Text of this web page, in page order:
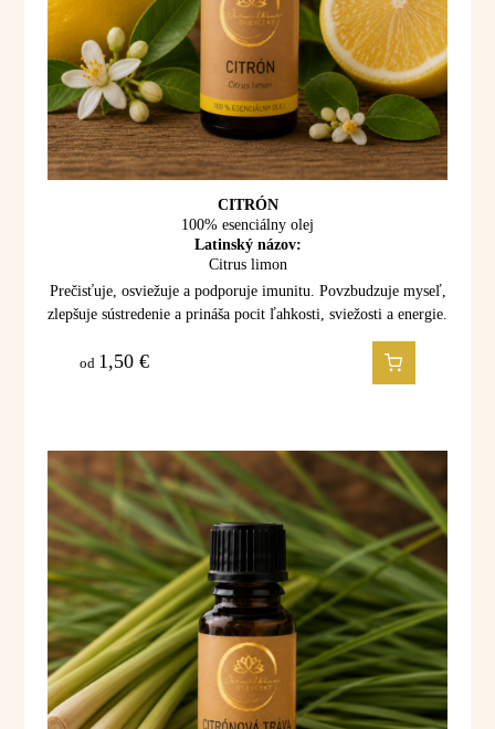
CITRÓN
100% esenciálny olej
Latinský názov:
Citrus limon
Prečisťuje, osviežuje a podporuje imunitu. Povzbudzuje myseľ,
zlepšuje sústredenie a prináša pocit ľahkosti, sviežosti a energie.
od 1,50€